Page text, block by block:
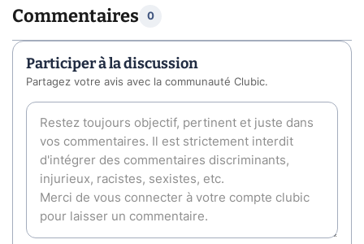
Commentaires 0
Participer à la discussion
Partagez votre avis avec la communauté Clubic.